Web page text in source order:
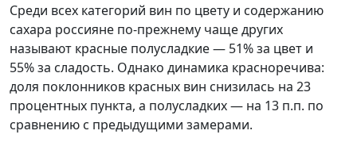
Среди всех категорий вин по цвету и содержанию
сахара россияне по-прежнему чаще других
называют красные полусладкие — 51% за цвет и
55% за сладость. Однако динамика красноречива:
доля поклонников красных вин снизилась на 23
процентных пункта, а полусладких — на 13 п.п. по
сравнению с предыдущими замерами.